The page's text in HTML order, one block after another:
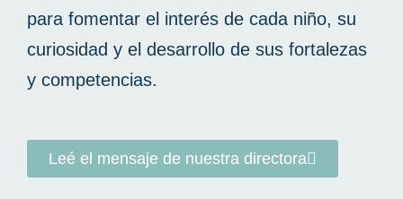
para fomentar el interés de cada niño, su
curiosidad y el desarrollo de sus fortalezas
y competencias.
Leé el mensaje de nuestra directora